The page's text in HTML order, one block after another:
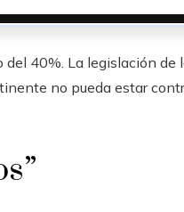
40%. La legislación de
no pueda estar